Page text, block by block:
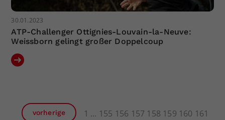
30.01.2023
ATP-Challenger Ottignies-Louvain-la-Neuve:
Weissborn gelingt großer Doppelcoup
vorherige 1 155 156 157 158 159 160 161